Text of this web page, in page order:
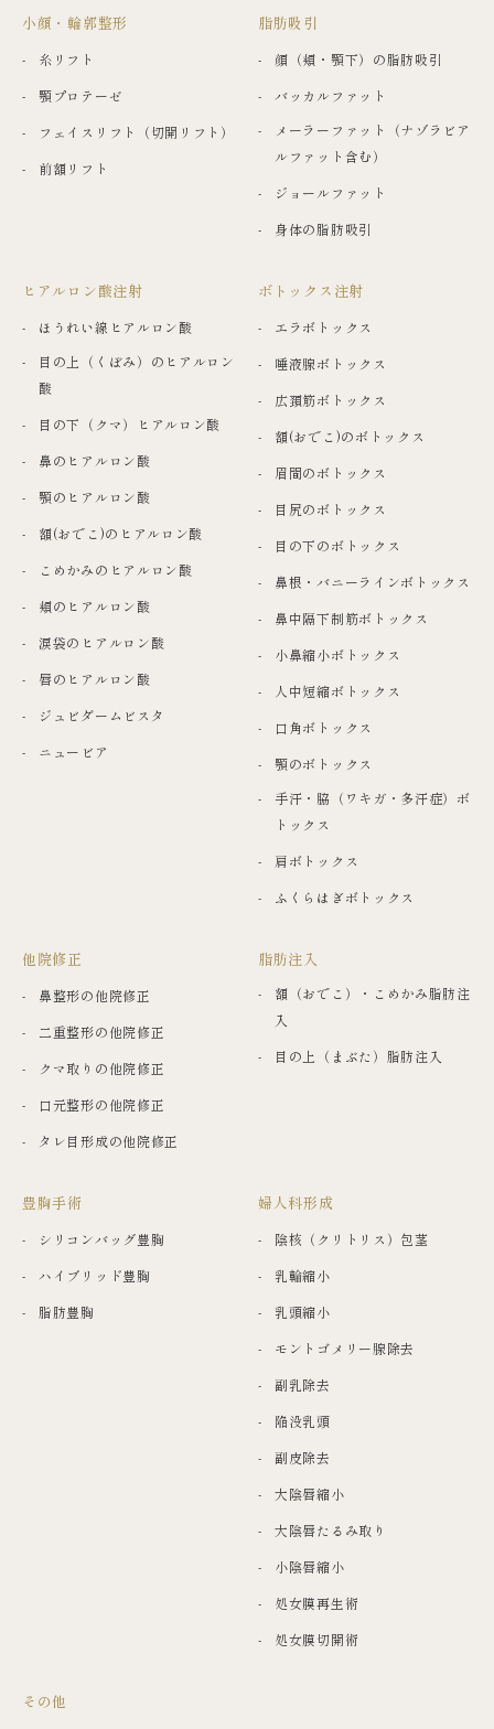
小顔・輪郭整形
糸リフト
顎プロテーゼ
フェイスリフト（切開リフト）
前額リフト
脂肪吸引
顔（頬・顎下）の脂肪吸引
バッカルファット
メーラーファット（ナゾラビア
ルファット含む）
ジョールファット
身体の脂肪吸引
ヒアルロン酸注射
ほうれい線ヒアルロン酸
目の上（くぼみ）のヒアルロン
酸
目の下（クマ）ヒアルロン酸
鼻のヒアルロン酸
顎のヒアルロン酸
額(おでこ)のヒアルロン酸
こめかみのヒアルロン酸
頬のヒアルロン酸
涙袋のヒアルロン酸
唇のヒアルロン酸
ジュビダームビスタ
ニュービア
ボトックス注射
エラボトックス
唾液腺ボトックス
広頚筋ボトックス
額(おでこ)のボトックス
眉間のボトックス
目尻のボトックス
目の下のボトックス
鼻根・バニーラインボトックス
鼻中隔下制筋ボトックス
小鼻縮小ボトックス
人中短縮ボトックス
口角ボトックス
顎のボトックス
手汗・脇（ワキガ・多汗症）ボ
トックス
肩ボトックス
ふくらはぎボトックス
他院修正
鼻整形の他院修正
二重整形の他院修正
クマ取りの他院修正
口元整形の他院修正
タレ目形成の他院修正
脂肪注入
額（おでこ）・こめかみ脂肪注
入
目の上（まぶた）脂肪注入
豊胸手術
シリコンバッグ豊胸
ハイブリッド豊胸
脂肪豊胸
婦人科形成
陰核（クリトリス）包茎
乳輪縮小
乳頭縮小
モントゴメリー腺除去
副乳除去
陥没乳頭
副皮除去
大陰唇縮小
大陰唇たるみ取り
小陰唇縮小
処女膜再生術
処女膜切開術
その他